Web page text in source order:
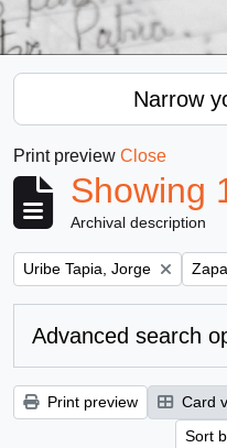
Narrow
Print preview Close
Showing
Archival description
Remove filter:
Uribe Tapia, Jorge
Advanced search
Print preview Card
Sort